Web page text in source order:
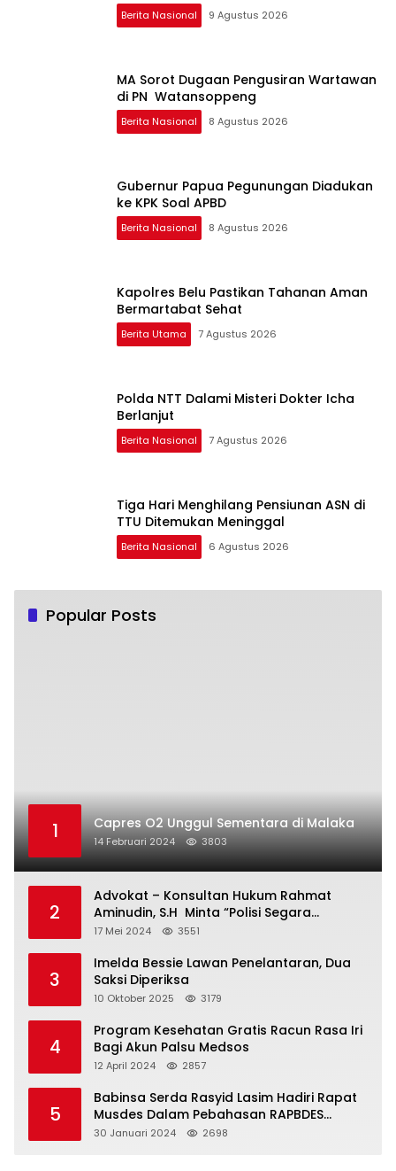
Berita Nasional 9 Agustus 2026
MA Sorot Dugaan Pengusiran Wartawan
di PN Watansoppeng
Berita Nasional 8 Agustus 2026
Gubernur Papua Pegunungan Diadukan
ke KPK Soal APBD
Berita Nasional 8 Agustus 2026
Kapolres Belu Pastikan Tahanan Aman
Bermartabat Sehat
Berita Utama 7 Agustus 2026
Polda NTT Dalami Misteri Dokter Icha
Berlanjut
Berita Nasional 7 Agustus 2026
Tiga Hari Menghilang Pensiunan ASN di
TTU Ditemukan Meninggal
Berita Nasional 6 Agustus 2026
Popular Posts
1 Capres O2 Unggul Sementara di Malaka
14 Februari 2024 3803
2
Advokat – Konsultan Hukum Rahmat
Aminudin, S.H Minta “Polisi Segara
Tuntaskan Kasus Vina”
17 Mei 2024 3551
3
Imelda Bessie Lawan Penelantaran, Dua
Saksi Diperiksa
10 Oktober 2025 3179
4
Program Kesehatan Gratis Racun Rasa Iri
Bagi Akun Palsu Medsos
12 April 2024 2857
5
Babinsa Serda Rasyid Lasim Hadiri Rapat
Musdes Dalam Pebahasan RAPBDES
Bereliku 2024
30 Januari 2024 2698